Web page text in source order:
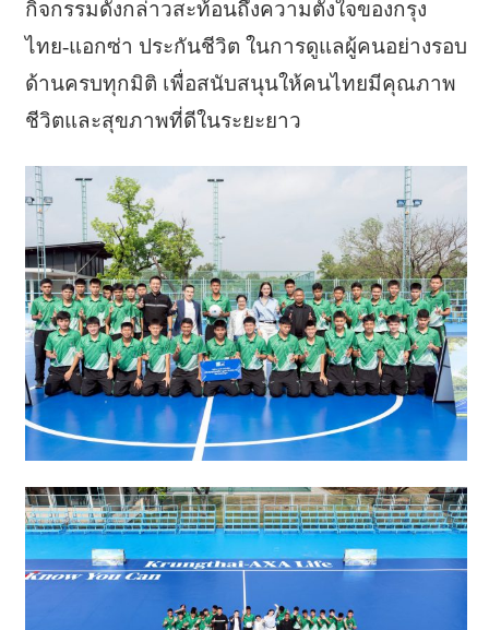
กิจกรรมดังกล่าวสะท้อนถึงความตั้งใจของกรุง
ไทย-แอกซ่า ประกันชีวิต ในการดูแลผู้คนอย่างรอบ
ด้านครบทุกมิติ เพื่อสนับสนุนให้คนไทยมีคุณภาพ
ชีวิตและสุขภาพที่ดีในระยะยาว